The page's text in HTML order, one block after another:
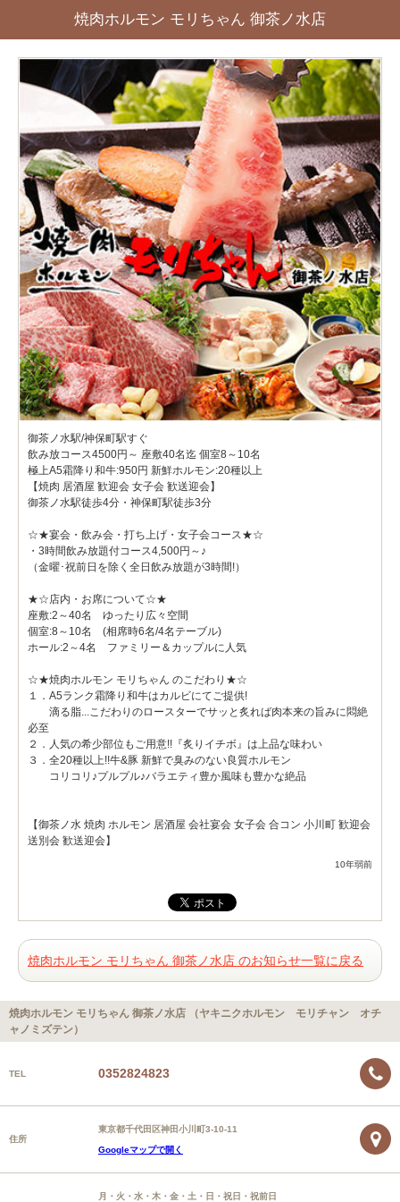
焼肉ホルモン モリちゃん 御茶ノ水店
御茶ノ水駅/神保町駅すぐ
飲み放コース4500円～ 座敷40名迄 個室8～10名
極上A5霜降り和牛:950円 新鮮ホルモン:20種以上
【焼肉 居酒屋 歓迎会 女子会 歓送迎会】
御茶ノ水駅徒歩4分・神保町駅徒歩3分
☆★宴会・飲み会・打ち上げ・女子会コース★☆
・3時間飲み放題付コース4,500円～♪
（金曜･祝前日を除く全日飲み放題が3時間!）
★☆店内・お席について☆★
座敷:2～40名 ゆったり広々空間
個室:8～10名 (相席時6名/4名テーブル)
ホール:2～4名 ファミリー＆カップルに人気
☆★焼肉ホルモン モリちゃん のこだわり★☆
１．A5ランク霜降り和牛はカルビにてご提供!
滴る脂...こだわりのロースターでサッと炙れば肉本来の旨みに悶絶
必至
２．人気の希少部位もご用意!!『炙りイチボ』は上品な味わい
３．全20種以上!!牛&豚 新鮮で臭みのない良質ホルモン
コリコリ♪プルプル♪バラエティ豊か風味も豊かな絶品
【御茶ノ水 焼肉 ホルモン 居酒屋 会社宴会 女子会 合コン 小川町 歓迎会
送別会 歓送迎会】
10年弱前
焼肉ホルモン モリちゃん 御茶ノ水店 のお知らせ一覧に戻る
焼肉ホルモン モリちゃん 御茶ノ水店 （ヤキニクホルモン モリチャン オチ
ャノミズテン）
TEL 0352824823
住所
東京都千代田区神田小川町3-10-11
Googleマップで開く
月・火・水・木・金・土・日・祝日・祝前日